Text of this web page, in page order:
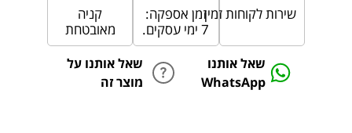
קניה
מאובטחת
זמן אספקה:
7 ימי עסקים.
שירות לקוחות זמין
שאל אותנו
WhatsApp
שאל אותנו על
מוצר זה